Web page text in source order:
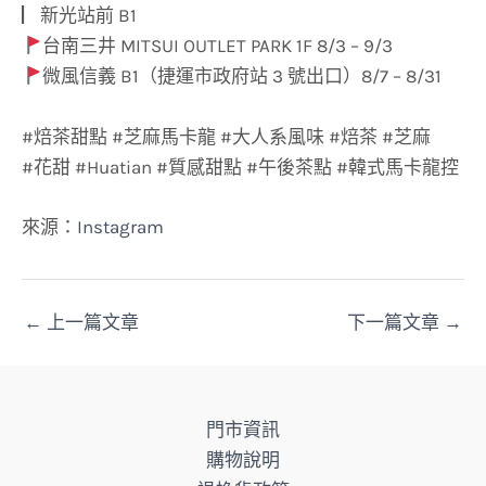
▏新光站前 B1
台南三井 MITSUI OUTLET PARK 1F 8/3 – 9/3
微風信義 B1（捷運市政府站 3 號出口）8/7 – 8/31
#焙茶甜點 #芝麻馬卡龍 #大人系風味 #焙茶 #芝麻
#花甜 #Huatian #質感甜點 #午後茶點 #韓式馬卡龍控
來源： Instagram
← 上一篇文章 下一篇文章 →
門市資訊
購物說明